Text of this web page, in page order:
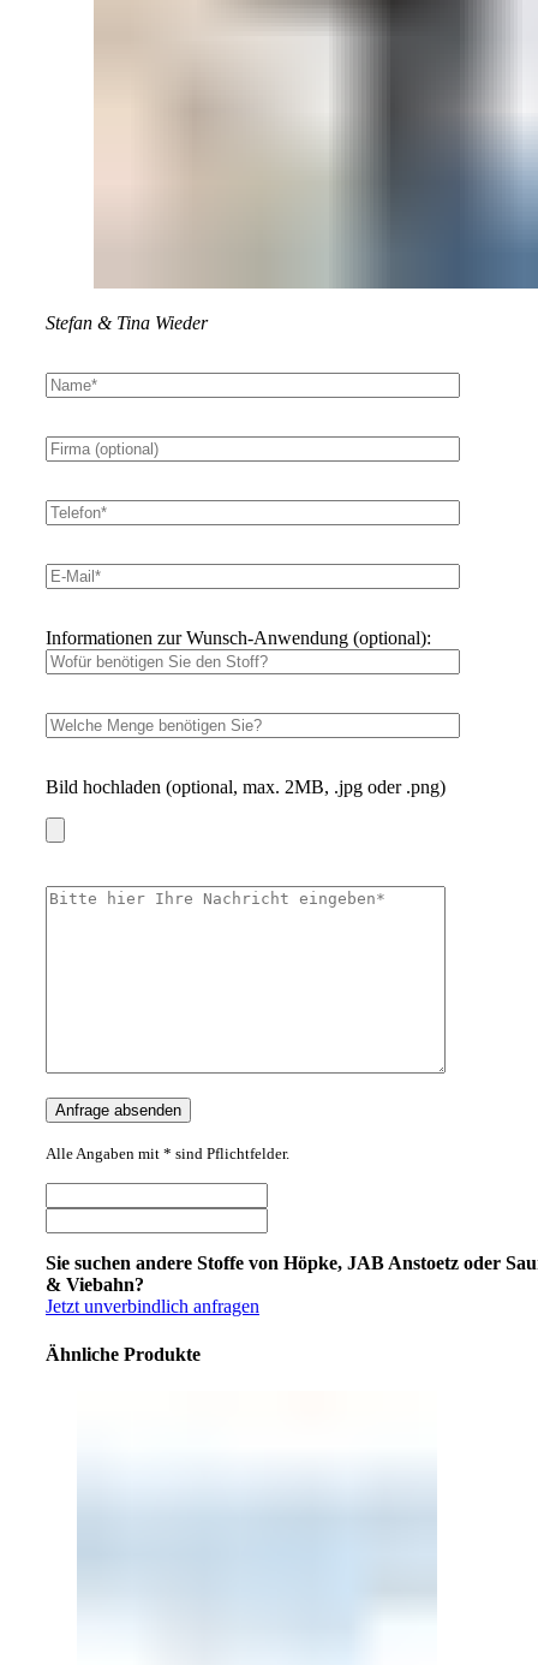
Stefan & Tina Wieder
Informationen zur Wunsch-Anwendung (optional):
Bild hochladen (optional, max. 2MB, .jpg oder .png)
Alle Angaben mit * sind Pflichtfelder.
Sie suchen andere Stoffe von Höpke, JAB Anstoetz oder
& Viebahn?
Jetzt unverbindlich anfragen
Ähnliche Produkte